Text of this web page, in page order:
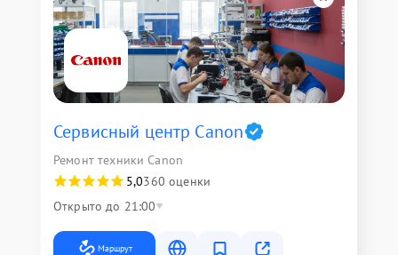
Сервисный центр Canon
Ремонт техники Canon
5,0360 оценки
Открыто до 21:00
Маршрут